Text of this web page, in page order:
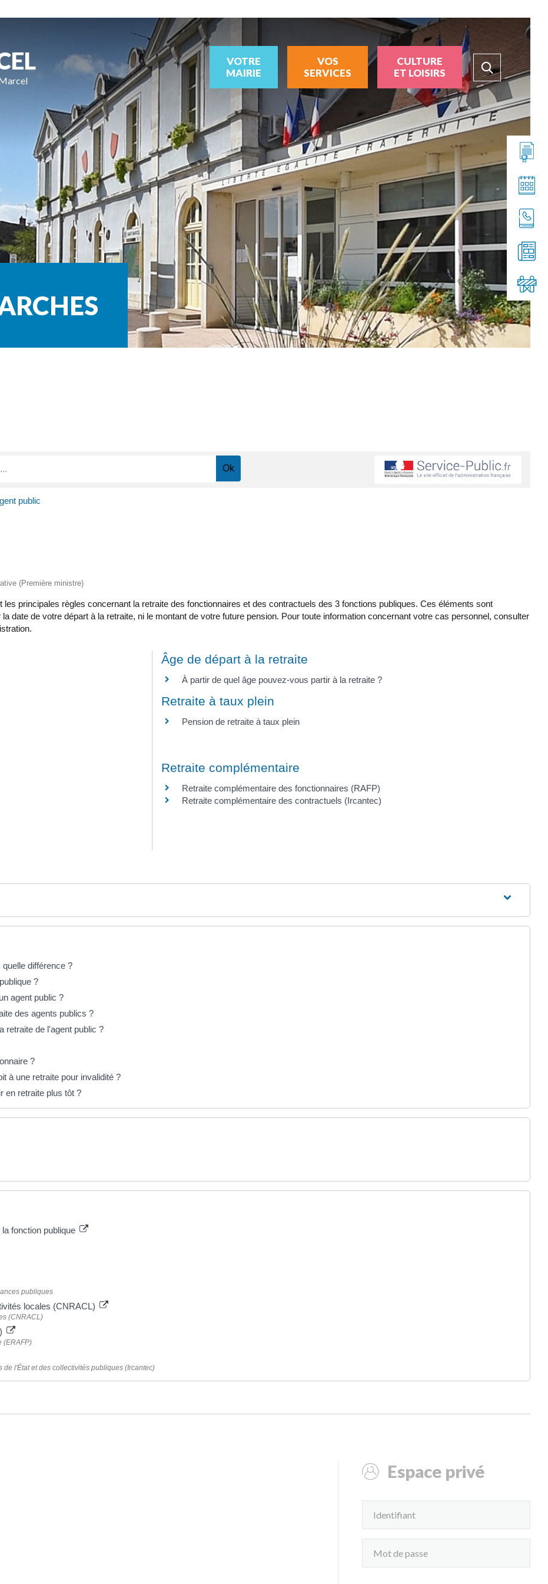
VOTRE
MAIRIE
VOS
SERVICES
CULTURE
ET LOISIRS
public
(Première ministre)
principales règles concernant la retraite des fonctionnaires et des contractuels des 3 fonctions publiques. Ces éléments sont
date de votre départ à la retraite, ni le montant de votre future pension. Pour toute information concernant votre cas personnel, consulter
Âge de départ à la retraite
À partir de quel âge pouvez-vous partir à la retraite ?
Retraite à taux plein
Pension de retraite à taux plein
Retraite complémentaire
Retraite complémentaire des fonctionnaires (RAFP)
Retraite complémentaire des contractuels (Ircantec)
différence ?
?
agent public ?
des agents publics ?
retraite de l'agent public ?
?
à une retraite pour invalidité ?
en retraite plus tôt ?
fonction publique
publiques
locales (CNRACL)
(CNRACL)
(ERAFP)
l'État et des collectivités publiques (Ircantec)
Espace privé